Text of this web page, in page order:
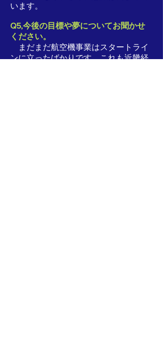
います。
Q5,今後の目標や夢についてお聞かせ
ください。
まだまだ航空機事業はスタートライ
ンに立ったばかりです。これも近畿経